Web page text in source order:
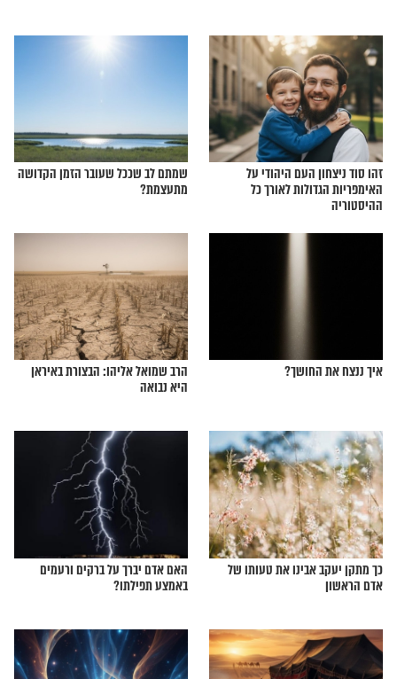
ליהודים נגד התבוללות"
מנוהל מתוך סדר?
חושבים שאתם מתפללים רק על
הגשם? תחשבו שוב